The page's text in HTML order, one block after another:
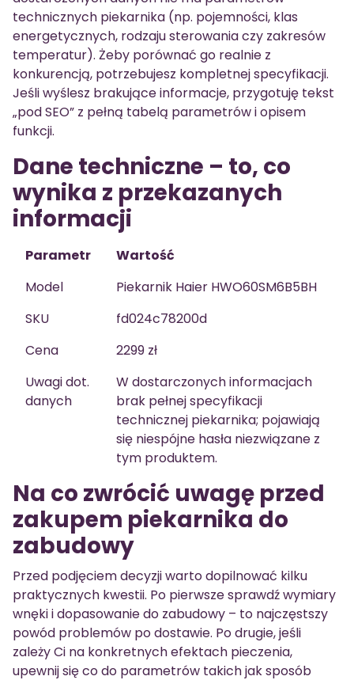
technicznych piekarnika (np. pojemności, klas
energetycznych, rodzaju sterowania czy zakresów
temperatur). Żeby porównać go realnie z
konkurencją, potrzebujesz kompletnej specyfikacji.
Jeśli wyślesz brakujące informacje, przygotuję tekst
„pod SEO” z pełną tabelą parametrów i opisem
funkcji.
Dane techniczne – to, co
wynika z przekazanych
informacji
Parametr
Wartość
Model
Piekarnik Haier HWO60SM6B5BH
SKU
fd024c78200d
Cena
2299 zł
Uwagi dot.
danych
W dostarczonych informacjach
brak pełnej specyfikacji
technicznej piekarnika; pojawiają
się niespójne hasła niezwiązane z
tym produktem.
Na co zwrócić uwagę przed
zakupem piekarnika do
zabudowy
Przed podjęciem decyzji warto dopilnować kilku
praktycznych kwestii. Po pierwsze sprawdź wymiary
wnęki i dopasowanie do zabudowy – to najczęstszy
powód problemów po dostawie. Po drugie, jeśli
zależy Ci na konkretnych efektach pieczenia,
upewnij się co do parametrów takich jak sposób